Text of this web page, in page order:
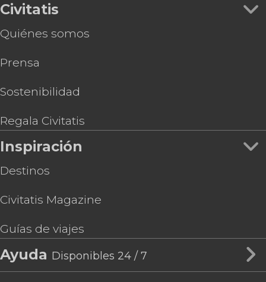
Civitatis
Quiénes somos
Prensa
Sostenibilidad
Regala Civitatis
Inspiración
Destinos
Civitatis Magazine
Guías de viajes
Ayuda Disponibles 24 / 7